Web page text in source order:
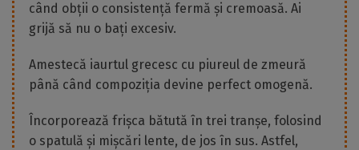
când obții o consistență fermă și cremoasă. Ai
grijă să nu o bați excesiv.
Amestecă iaurtul grecesc cu piureul de zmeură
până când compoziția devine perfect omogenă.
Încorporează frișca bătută în trei tranșe, folosind
o spatulă și mișcări lente, de jos în sus. Astfel,